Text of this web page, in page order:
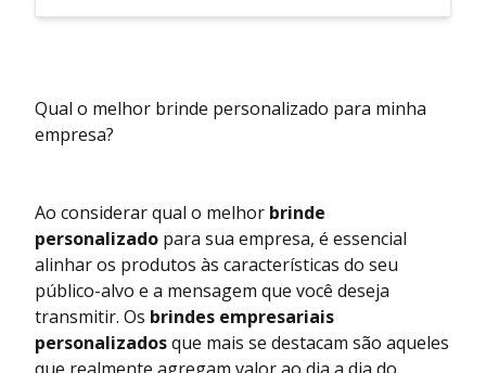
Qual o melhor brinde personalizado para minha
empresa?
Ao considerar qual o melhor brinde
personalizado para sua empresa, é essencial
alinhar os produtos às características do seu
público-alvo e a mensagem que você deseja
transmitir. Os brindes empresariais
personalizadosque mais se destacam são aqueles